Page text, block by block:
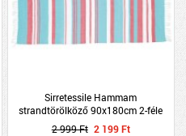
Sirretessile Hammam
strandtörölköző 90x180cm 2-féle
mintás
2 999 Ft 2 199 Ft